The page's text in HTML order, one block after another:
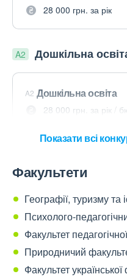
28 000 грн. за рік
A2 Дошкільна
A2 Дошкільна освіта
28 000 грн. за рік /
Показати всі
Факультети
Географії, туризму та
Психолого-
Факультет
Природничий
Факультет української